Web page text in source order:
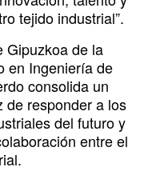
tejido industrial”.
Gipuzkoa de la
en Ingeniería de
consolida un
de responder a los
del futuro y
entre el